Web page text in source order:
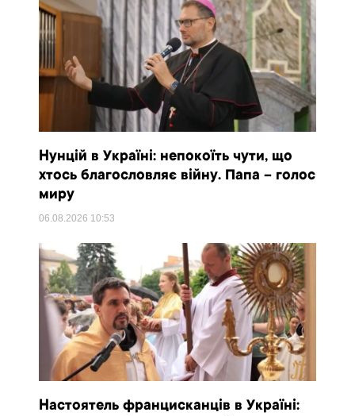
Нунцій в Україні: непокоїть чути, що
хтось благословляє війну. Папа – голос
миру
06.08.2026 10:53
Настоятель францисканців в Україні: